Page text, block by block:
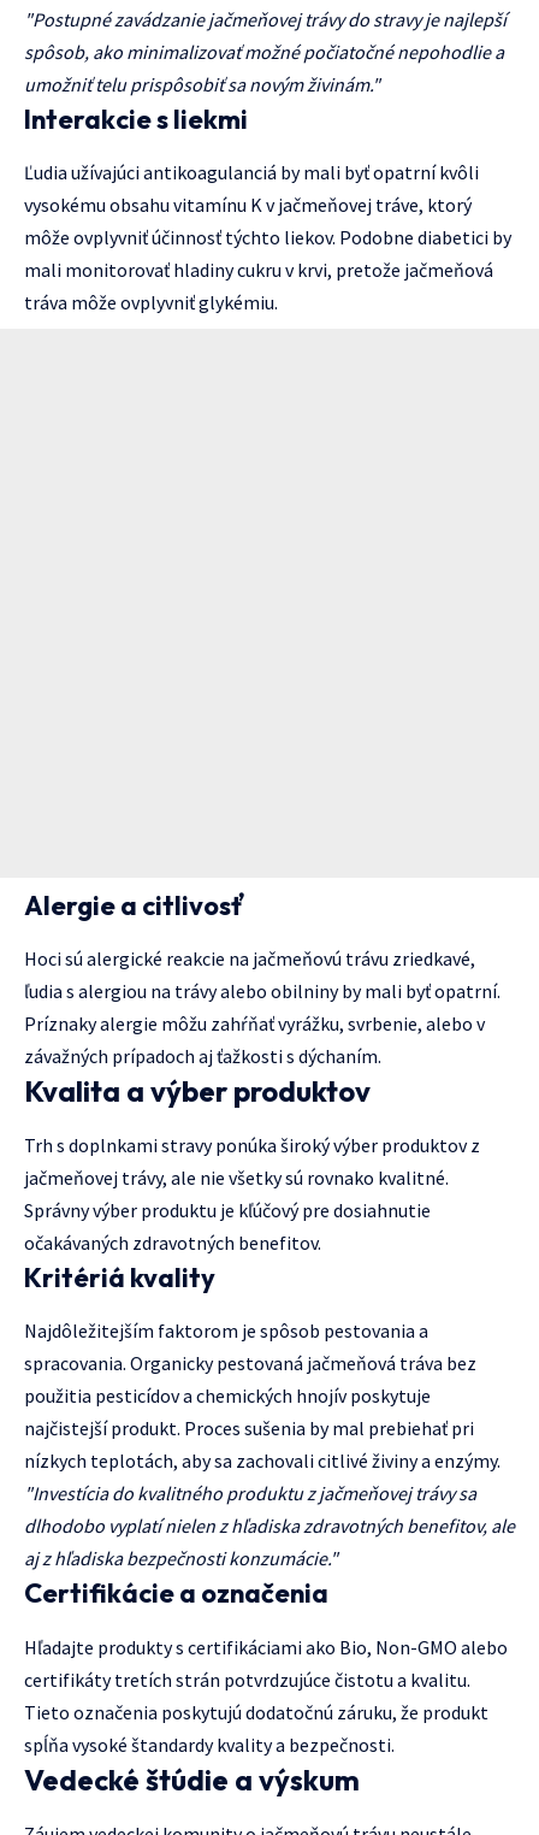
"Postupné zavádzanie jačmeňovej trávy do stravy je najlepší
spôsob, ako minimalizovať možné počiatočné nepohodlie a
umožniť telu prispôsobiť sa novým živinám."
Interakcie s liekmi
Ľudia užívajúci antikoagulanciá by mali byť opatrní kvôli
vysokému obsahu vitamínu K v jačmeňovej tráve, ktorý
môže ovplyvniť účinnosť týchto liekov. Podobne diabetici by
mali monitorovať hladiny cukru v krvi, pretože jačmeňová
tráva môže ovplyvniť glykémiu.
Alergie a citlivosť
Hoci sú alergické reakcie na jačmeňovú trávu zriedkavé,
ľudia s alergiou na trávy alebo obilniny by mali byť opatrní.
Príznaky alergie môžu zahŕňať vyrážku, svrbenie, alebo v
závažných prípadoch aj ťažkosti s dýchaním.
Kvalita a výber produktov
Trh s doplnkami stravy ponúka široký výber produktov z
jačmeňovej trávy, ale nie všetky sú rovnako kvalitné.
Správny výber produktu je kľúčový pre dosiahnutie
očakávaných zdravotných benefitov.
Kritériá kvality
Najdôležitejším faktorom je spôsob pestovania a
spracovania. Organicky pestovaná jačmeňová tráva bez
použitia pesticídov a chemických hnojív poskytuje
najčistejší produkt. Proces sušenia by mal prebiehať pri
nízkych teplotách, aby sa zachovali citlivé živiny a enzýmy.
"Investícia do kvalitného produktu z jačmeňovej trávy sa
dlhodobo vyplatí nielen z hľadiska zdravotných benefitov, ale
aj z hľadiska bezpečnosti konzumácie."
Certifikácie a označenia
Hľadajte produkty s certifikáciami ako Bio, Non-GMO alebo
certifikáty tretích strán potvrdzujúce čistotu a kvalitu.
Tieto označenia poskytujú dodatočnú záruku, že produkt
spĺňa vysoké štandardy kvality a bezpečnosti.
Vedecké štúdie a výskum